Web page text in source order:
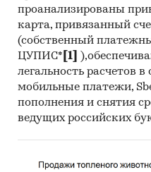
аналитические
Ресурсы сети
Экспертные
Материалы
мирового рынков.
Результаты
проанализированы
карта, привязанный
(собственный
ЦУПИС* [1]
легальность расчетов
мобильные платежи,
пополнения и снятия
ведущих российских